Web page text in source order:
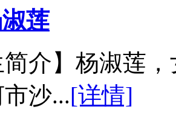
莲
简介】杨淑莲
沙...[详情]